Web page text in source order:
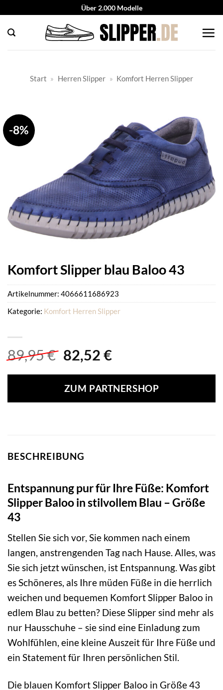
springen
Über 2.000 Modelle
Start » Herren Slipper » Komfort Herren Slipper
-8%
Komfort Slipper blau Baloo 43
89,95€ Ursprünglicher
Preis
war:
89,95 €
82,52 €Aktueller
ist:
82,52 €.
ZUM PARTNERSHOP
Artikelnummer: 4066611686923
Kategorie: Komfort Herren Slipper
BESCHREIBUNG
Entspannung pur für Ihre Füße: Komfort
Slipper Baloo in stilvollem Blau – Größe
43
Stellen Sie sich vor, Sie kommen nach einem
langen, anstrengenden Tag nach Hause. Alles, was
Sie sich jetzt wünschen, ist Entspannung. Was gibt
es Schöneres, als Ihre müden Füße in die herrlich
weichen und bequemen Komfort Slipper Baloo in
edlem Blau zu betten? Diese Slipper sind mehr als
nur Hausschuhe – sie sind eine Einladung zum
Wohlfühlen, eine kleine Auszeit für Ihre Füße und
ein Statement für Ihren persönlichen Stil.
Die blauen Komfort Slipper Baloo in Größe 43